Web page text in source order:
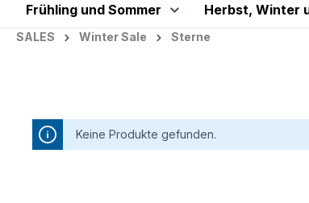
Frühling und Sommer Herbst, Winter
SALES Winter Sale Sterne
Keine Produkte gefunden.